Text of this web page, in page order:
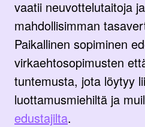
vaatii neuvottelutaitoja
mahdollisimman
Paikallinen sopiminen
virkaehtosopimusten
tuntemusta, jota löytyy
luottamusmiehiltä ja
edustajilta.